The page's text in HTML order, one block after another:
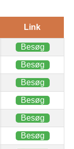
Link
Besøg
Besøg
Besøg
Besøg
Besøg
Besøg